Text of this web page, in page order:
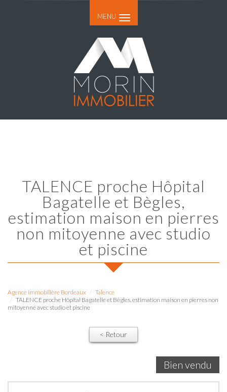
MENU
TALENCE proche Hôpital
Bagatelle et Bègles,
estimation maison en pierres
non mitoyenne avec studio
et piscine
Agence immobilière Bordeaux
Talence
TALENCE proche Hôpital Bagatelle et Bègles, estimation maison en pierres non
mitoyenne avec studio et piscine
< Retour
Bien vendu